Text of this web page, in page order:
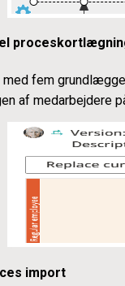
med fem
af medarbejdere
import